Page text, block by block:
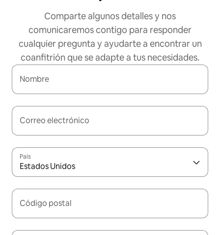
Comparte algunos detalles y nos
comunicaremos contigo para responder
cualquier pregunta y ayudarte a encontrar un
coanfitrión que se adapte a tus necesidades.
Nombre
Correo electrónico
País
Estados Unidos
Código postal